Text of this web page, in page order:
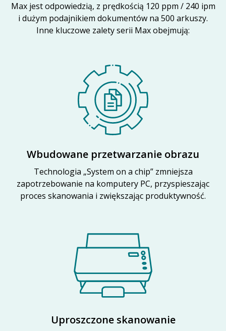
Max jest odpowiedzią, z prędkością 120 ppm / 240 ipm
i dużym podajnikiem dokumentów na 500 arkuszy.
Inne kluczowe zalety serii Max obejmują:
Wbudowane przetwarzanie obrazu
Technologia „System on a chip” zmniejsza
zapotrzebowanie na komputery PC, przyspieszając
proces skanowania i zwiększając produktywność.
Uproszczone skanowanie